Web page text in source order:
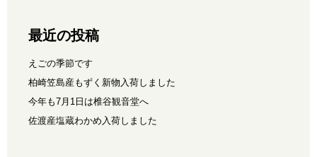
最近の投稿
えごの季節です
柏崎笠島産もずく新物入荷しました
今年も7月1日は椎谷観音堂へ
佐渡産塩蔵わかめ入荷しました